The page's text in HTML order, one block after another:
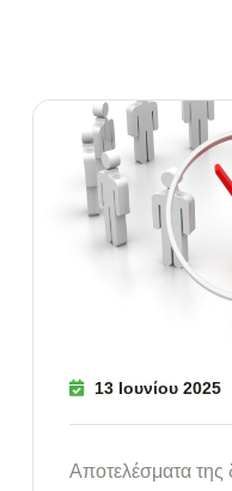
13 Ιουνίου 2025
Αποτελέσματα της